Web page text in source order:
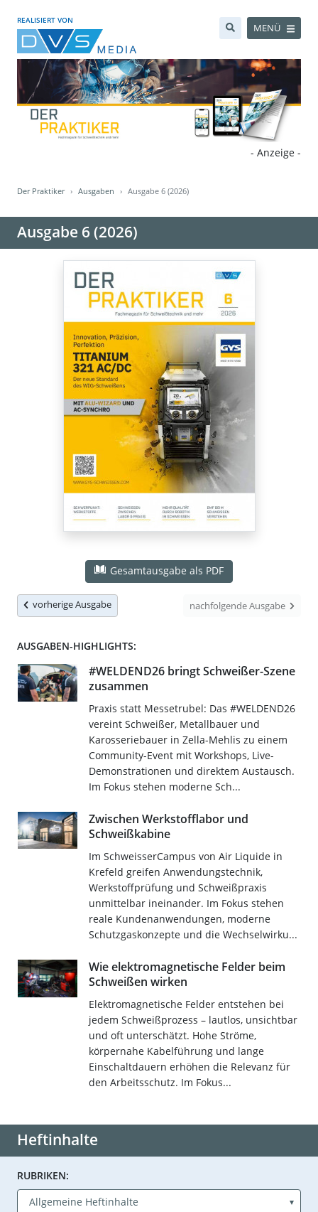
REALISIERT VON
MENÜ
- Anzeige -
Der Praktiker Ausgaben Ausgabe 6 (2026)
Ausgabe 6 (2026)
Gesamtausgabe als PDF
vorherige Ausgabe nachfolgende Ausgabe
AUSGABEN-HIGHLIGHTS:
#WELDEND26 bringt Schweißer-Szene
zusammen
Praxis statt Messetrubel: Das #WELDEND26
vereint Schweißer, Metallbauer und
Karosseriebauer in Zella-Mehlis zu einem
Community-Event mit Workshops, Live-
Demonstrationen und direktem Austausch.
Im Fokus stehen moderne Sch...
Zwischen Werkstofflabor und
Schweißkabine
Im SchweisserCampus von Air Liquide in
Krefeld greifen Anwendungstechnik,
Werkstoffprüfung und Schweißpraxis
unmittelbar ineinander. Im Fokus stehen
reale Kundenanwendungen, moderne
Schutzgaskonzepte und die Wechselwirku...
Wie elektromagnetische Felder beim
Schweißen wirken
Elektromagnetische Felder entstehen bei
jedem Schweißprozess – lautlos, unsichtbar
und oft unterschätzt. Hohe Ströme,
körpernahe Kabelführung und lange
Einschaltdauern erhöhen die Relevanz für
den Arbeitsschutz. Im Fokus...
Heftinhalte
RUBRIKEN: